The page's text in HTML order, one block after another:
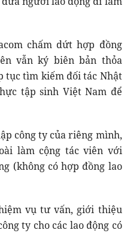
chấm dứt hợp đồng
vẫn ký biên bản thỏa
tục tìm kiếm đối tác Nhật
tập sinh Việt Nam để
công ty của riêng mình,
làm cộng tác viên với
(không có hợp đồng lao
vụ tư vấn, giới thiệu
ty cho các lao động có